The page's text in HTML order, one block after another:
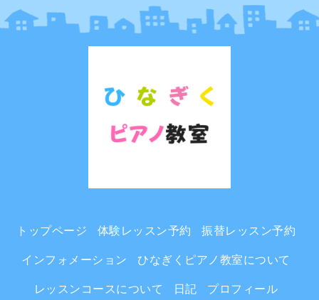
トップページ 体験レッスン予約 振替レッスン予約
インフォメーション ひなぎくピアノ教室について
レッスンコースについて 日記 プロフィール